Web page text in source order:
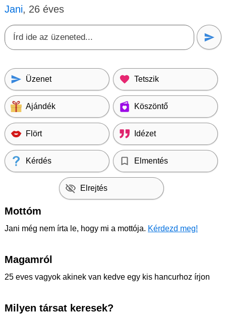
Jani, 26 éves
Üzenet Tetszik
Ajándék Köszöntő
Flört Idézet
Kérdés Elmentés
Elrejtés
Mottóm
Jani még nem írta le, hogy mi a mottója. Kérdezd meg!
Magamról
25 eves vagyok akinek van kedve egy kis hancurhoz írjon
Milyen társat keresek?